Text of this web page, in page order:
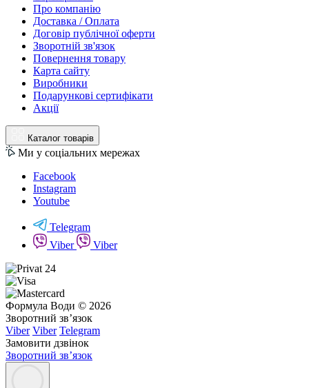
Про компанію
Доставка / Оплата
Договір публічної оферти
Зворотній зв'язок
Повернення товару
Карта сайту
Виробники
Подарункові сертифікати
Акції
Каталог товарів
Ми у соціальних мережах
Facebook
Instagram
Youtube
Telegram
Viber
Viber
Формула Води © 2026
Зворотний зв’язок
Viber Viber Telegram
Замовити дзвінок
Зворотний зв’язок